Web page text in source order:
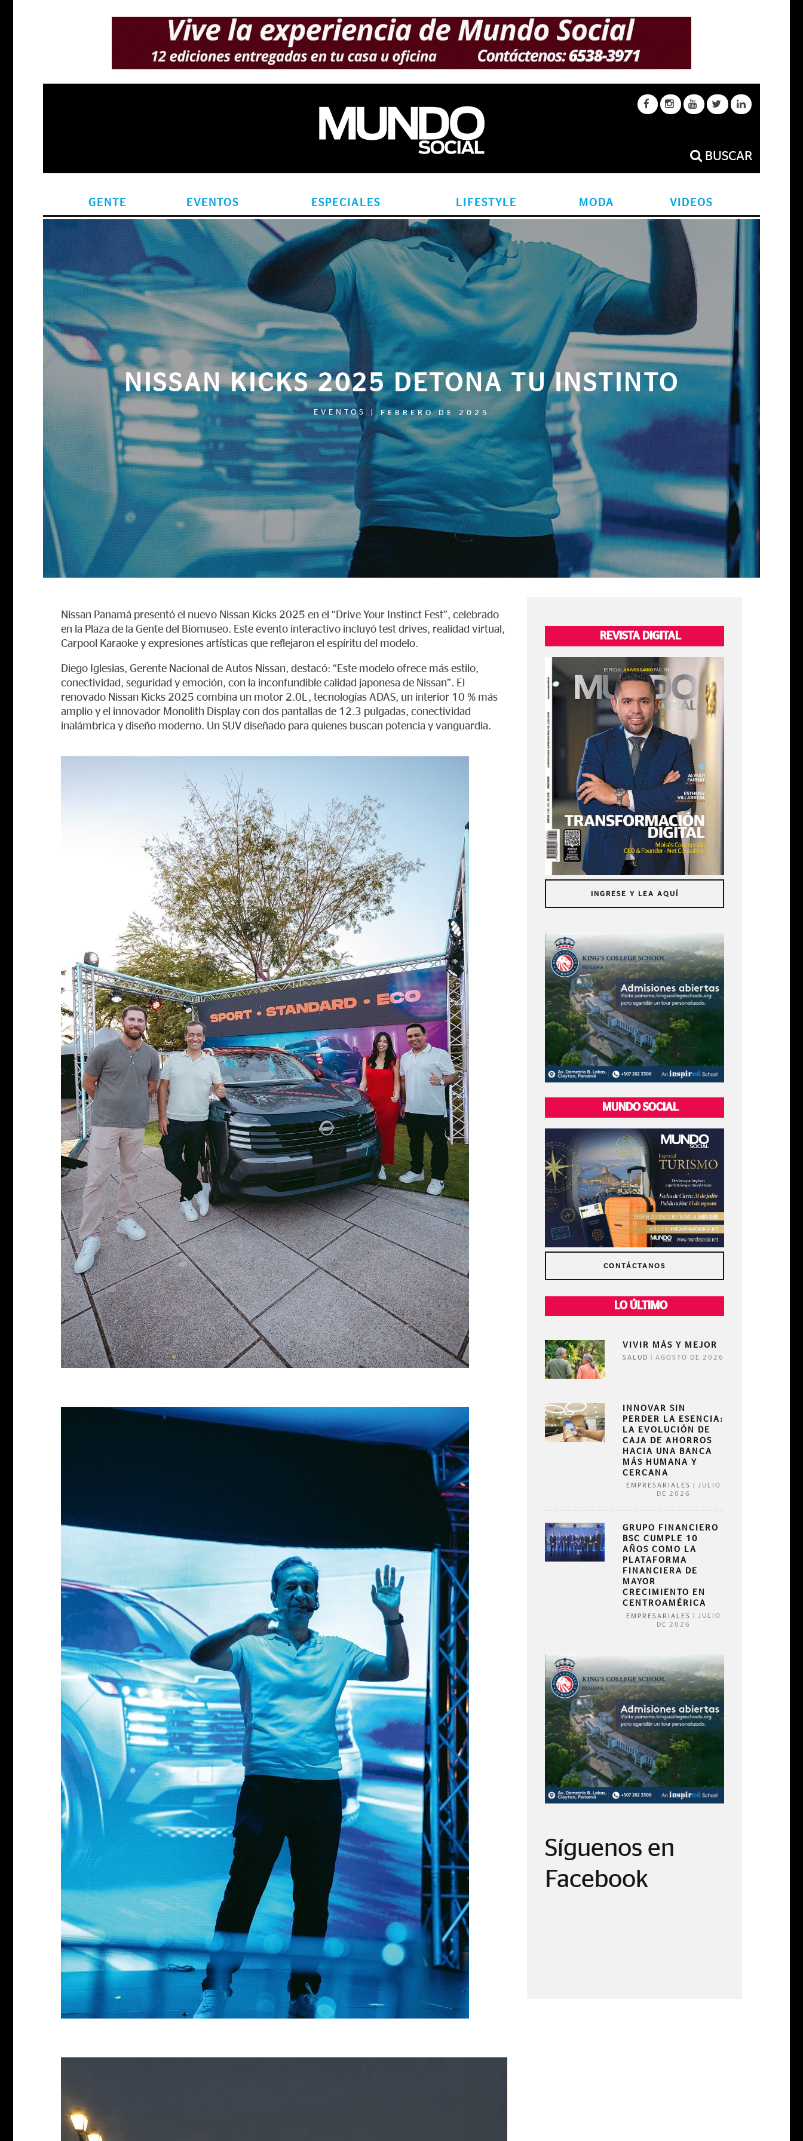
BUSCAR
GENTE EVENTOS ESPECIALES LIFESTYLE MODA VIDEOS
NISSAN KICKS 2025 DETONA TU INSTINTO
EVENTOS |FEBRERO DE 2025
Nissan Panamá presentó el nuevo Nissan Kicks 2025 en el “Drive Your Instinct Fest”, celebrado
en la Plaza de la Gente del Biomuseo. Este evento interactivo incluyó test drives, realidad virtual,
Carpool Karaoke y expresiones artísticas que reflejaron el espíritu del modelo.
Diego Iglesias, Gerente Nacional de Autos Nissan, destacó: “Este modelo ofrece más estilo,
conectividad, seguridad y emoción, con la inconfundible calidad japonesa de Nissan”. El
renovado Nissan Kicks 2025 combina un motor 2.0L, tecnologías ADAS, un interior 10 % más
amplio y el innovador Monolith Display con dos pantallas de 12.3 pulgadas, conectividad
inalámbrica y diseño moderno. Un SUV diseñado para quienes buscan potencia y vanguardia.
REVISTA DIGITAL
INGRESE Y LEA AQUÍ
MUNDO SOCIAL
CONTÁCTANOS
LO ÚLTIMO
VIVIR MÁS Y MEJOR
SALUD AGOSTO DE 2026
INNOVAR SIN
PERDER LA ESENCIA:
LA EVOLUCIÓN DE
CAJA DE AHORROS
HACIA UNA BANCA
MÁS HUMANA Y
CERCANA
EMPRESARIALES
JULIO
DE 2026
GRUPO FINANCIERO
BSC CUMPLE 10
AÑOS COMO LA
PLATAFORMA
FINANCIERA DE
MAYOR
CRECIMIENTO EN
CENTROAMÉRICA
EMPRESARIALES
JULIO
DE 2026
Síguenos en
Facebook